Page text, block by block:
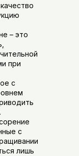
– это
при
с
с
лишь